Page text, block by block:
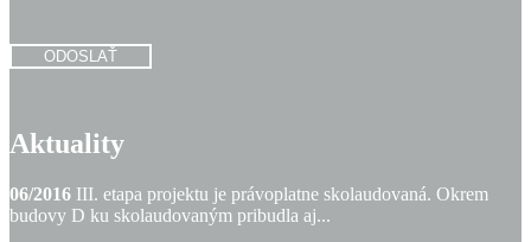
ODOSLAŤ
Aktuality
06/2016 III. etapa projektu je právoplatne skolaudovaná. Okrem
budovy D ku skolaudovaným pribudla aj...